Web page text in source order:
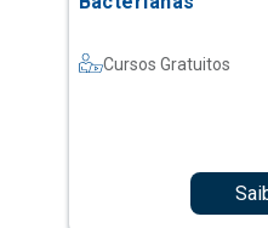
Cursos Gratuitos